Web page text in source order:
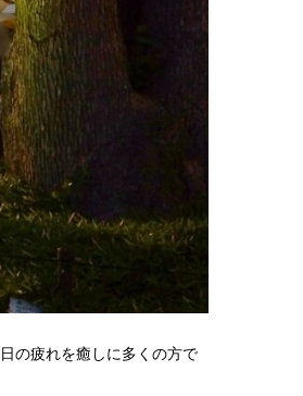
の疲れを癒しに多くの方で